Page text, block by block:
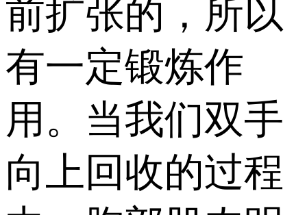
前扩张的，所以
有一定锻炼作
用。当我们双手
向上回收的过程